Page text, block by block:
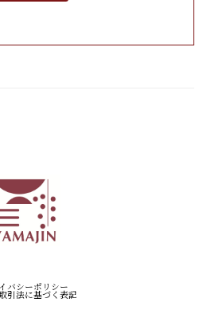
バシーポリシー
引法に基づく表記